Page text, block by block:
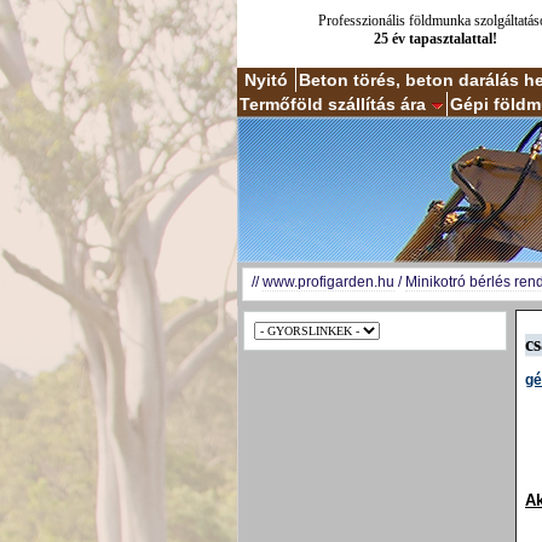
Professzionális földmunka
25 év tapasztalattal!
Nyitó
Beton törés, beton darálás
Termőföld szállítás ára
Gépi
//www.profigarden.hu / Minikotró bérlés